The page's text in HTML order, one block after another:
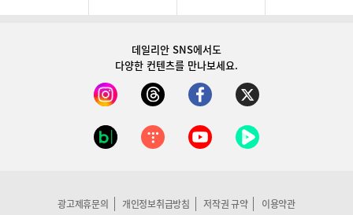
데일리안 SNS에서도
다양한 컨텐츠를 만나보세요.
광고제휴문의 개인정보취급방침 저작권 규약 이용약관